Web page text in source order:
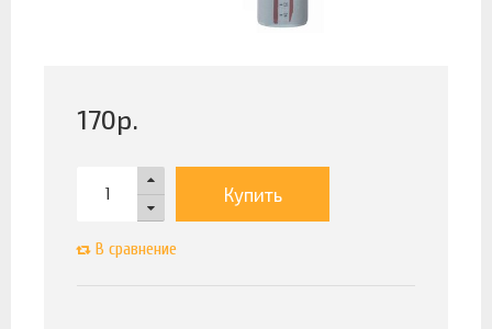
170р.
Купить
В сравнение